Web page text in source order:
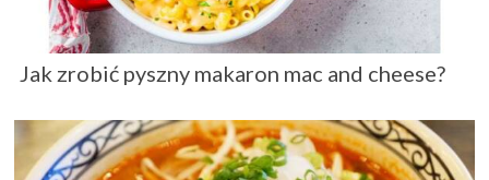
Jak zrobić pyszny makaron mac and cheese?